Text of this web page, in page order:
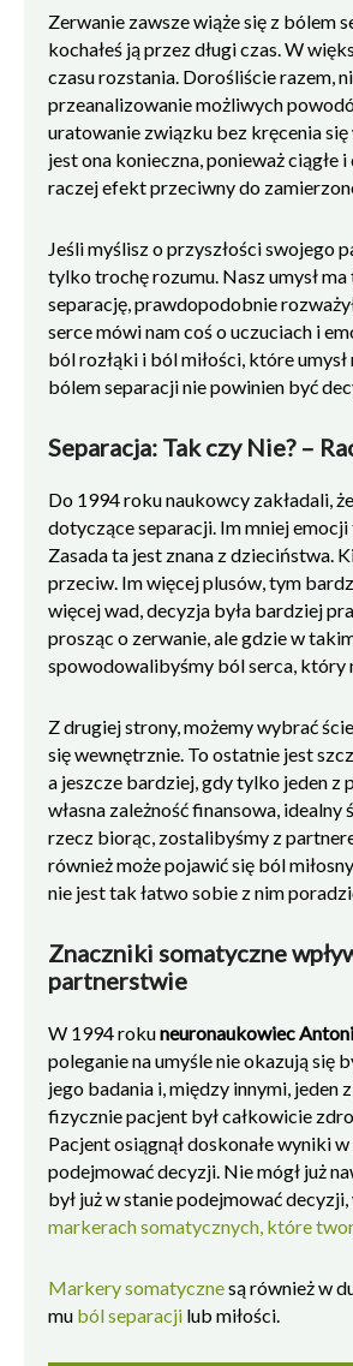
Zerwanie zawsze wiąże się z bólem
kochałeś ją przez długi czas. W
czasu rozstania. Dorośliście razem,
przeanalizowanie możliwych
uratowanie związku bez kręcenia się
jest ona konieczna, ponieważ
raczej efekt przeciwny do
Jeśli myślisz o przyszłości swojego
tylko trochę rozumu. Nasz umysł
separację, prawdopodobnie
serce mówi nam coś o uczuciach i
ból rozłąki i ból miłości, które
bólem separacji nie powinien być
Separacja: Tak czy Nie? –
Do 1994 roku naukowcy zakładali,
dotyczące separacji. Im mniej
Zasada ta jest znana z dzieciństwa.
przeciw. Im więcej plusów, tym
więcej wad, decyzja była bardziej
prosząc o zerwanie, ale gdzie w
spowodowalibyśmy ból serca, który
Z drugiej strony, możemy wybrać
się wewnętrznie. To ostatnie jest
a jeszcze bardziej, gdy tylko jeden z
własna zależność finansowa,
rzecz biorąc, zostalibyśmy z
również może pojawić się ból
nie jest tak łatwo sobie z nim
Znaczniki somatyczne
partnerstwie
W 1994 rokuneuronaukowiec
poleganie na umyśle nie okazują
jego badania i, między innymi, jeden
fizycznie pacjent był całkowicie
Pacjent osiągnął doskonałe wyniki
podejmować decyzji. Nie mógł już
był już w stanie podejmować
markerach somatycznych, które
Markery somatycznesą również w
mu ból separacji lub miłości.